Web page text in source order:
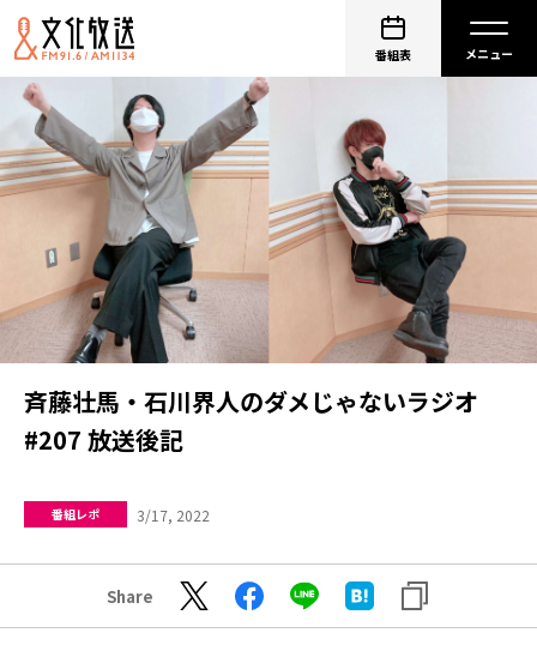
番組表
斉藤壮馬・石川界人のダメじゃないラジオ
#207 放送後記
番組レポ 3/17, 2022
Share